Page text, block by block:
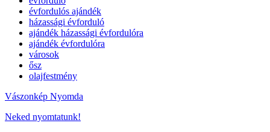
évfordulós ajándék
házassági évforduló
ajándék házassági évfordulóra
ajándék évfordulóra
városok
ősz
olajfestmény
Vászonkép Nyomda
Neked nyomtatunk!